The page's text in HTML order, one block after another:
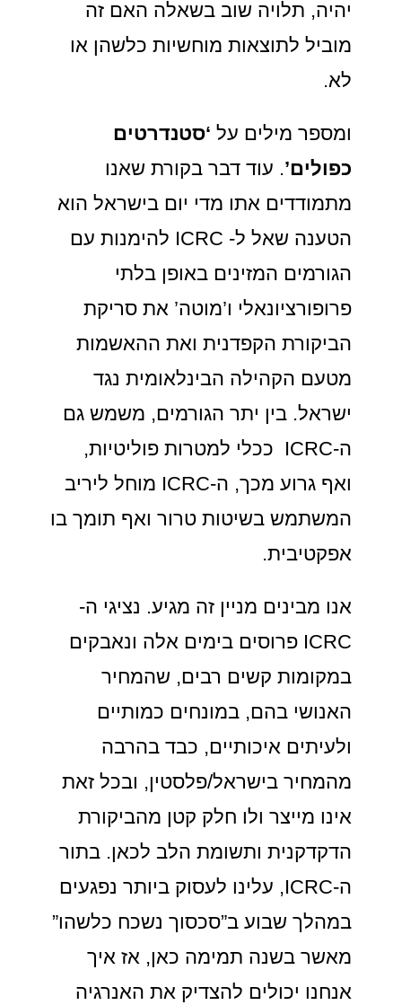
יהיה, תלויה שוב בשאלה האם זה
מוביל לתוצאות מוחשיות כלשהן או
לא.
ומספר מילים על ‘סטנדרטים
כפולים’. עוד דבר בקורת שאנו
מתמודדים אתו מדי יום בישראל הוא
הטענה שאל ל- ICRC להימנות עם
הגורמים המזינים באופן בלתי
פרופורציונאלי ו’מוטה’ את סריקת
הביקורת הקפדנית ואת ההאשמות
מטעם הקהילה הבינלאומית נגד
ישראל. בין יתר הגורמים, משמש גם
ה-ICRC ככלי למטרות פוליטיות,
ואף גרוע מכך, ה-ICRC מוחל ליריב
המשתמש בשיטות טרור ואף תומך בו
אפקטיבית.
אנו מבינים מניין זה מגיע. נציגי ה-
ICRC פרוסים בימים אלה ונאבקים
במקומות קשים רבים, שהמחיר
האנושי בהם, במונחים כמותיים
ולעיתים איכותיים, כבד בהרבה
מהמחיר בישראל/פלסטין, ובכל זאת
אינו מייצר ולו חלק קטן מהביקורת
הדקדקנית ותשומת הלב לכאן. בתור
ה-ICRC, עלינו לעסוק ביותר נפגעים
במהלך שבוע ב”סכסוך נשכח כלשהו”
מאשר בשנה תמימה כאן, אז איך
אנחנו יכולים להצדיק את האנרגיה